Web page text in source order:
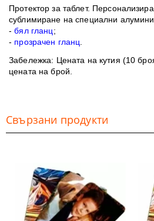
Протектор за таблет.
сублимиране на специални
-бял гланц;
- прозрачен гланц
Забележка: Цената на кутия (10
цената на брой.
Свързани продукти